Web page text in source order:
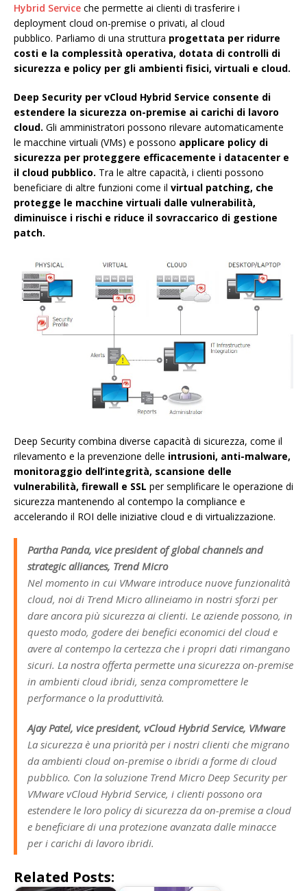
Hybrid Service che permette ai clienti di trasferire i
deployment cloud on-premise o privati, al cloud
pubblico. Parliamo di una struttura progettata per ridurre
costi e la complessità operativa, dotata di controlli di
sicurezza e policy per gli ambienti fisici, virtuali e cloud.
Deep Security per vCloud Hybrid Service consente di
estendere la sicurezza on-premise ai carichi di lavoro
cloud. Gli amministratori possono rilevare automaticamente
le macchine virtuali (VMs) e possono applicare policy di
sicurezza per proteggere efficacemente i datacenter e
il cloud pubblico. Tra le altre capacità, i clienti possono
beneficiare di altre funzioni come il virtual patching, che
protegge le macchine virtuali dalle vulnerabilità,
diminuisce i rischi e riduce il sovraccarico di gestione
patch.
Deep Security combina diverse capacità di sicurezza, come il
rilevamento e la prevenzione delle intrusioni, anti-malware,
monitoraggio dell’integrità, scansione delle
vulnerabilità, firewall e SSL per semplificare le operazione di
sicurezza mantenendo al contempo la compliance e
accelerando il ROI delle iniziative cloud e di virtualizzazione.
Partha Panda, vice president of global channels and
strategic alliances, Trend Micro
Nel momento in cui VMware introduce nuove funzionalità
cloud, noi di Trend Micro allineiamo in nostri sforzi per
dare ancora più sicurezza ai clienti. Le aziende possono, in
questo modo, godere dei benefici economici del cloud e
avere al contempo la certezza che i propri dati rimangano
sicuri. La nostra offerta permette una sicurezza on-premise
in ambienti cloud ibridi, senza compromettere le
performance o la produttività.
Ajay Patel, vice president, vCloud Hybrid Service, VMware
La sicurezza è una priorità per i nostri clienti che migrano
da ambienti cloud on-premise o ibridi a forme di cloud
pubblico. Con la soluzione Trend Micro Deep Security per
VMware vCloud Hybrid Service, i clienti possono ora
estendere le loro policy di sicurezza da on-premise a cloud
e beneficiare di una protezione avanzata dalle minacce
per i carichi di lavoro ibridi.
Related Posts: